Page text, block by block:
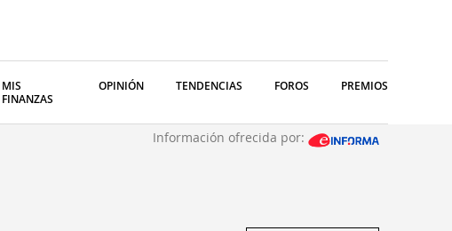
MIS
FINANZAS
OPINIÓN TENDENCIAS FOROS PREMIOS
Información ofrecida por: